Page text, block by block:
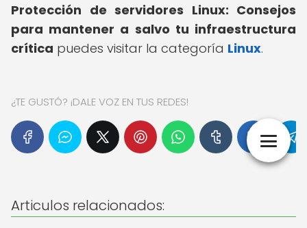
Protección de servidores Linux: Consejos
para mantener a salvo tu infraestructura
crítica puedes visitar la categoría Linux.
¿TE GUSTÓ? ¡DALE VOZ EN TUS REDES!
Articulos relacionados: